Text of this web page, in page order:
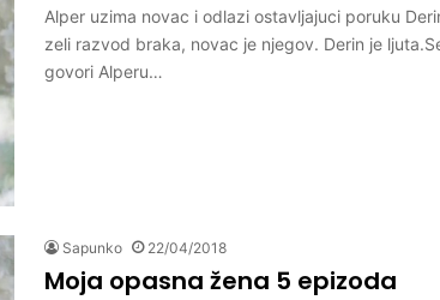
Alper uzima novac i odlazi ostavljajuci poruku
zeli razvod braka, novac je njegov. Derin je
govori Alperu…
Sapunko 22/04/2018
Moja opasna žena 5 epizoda